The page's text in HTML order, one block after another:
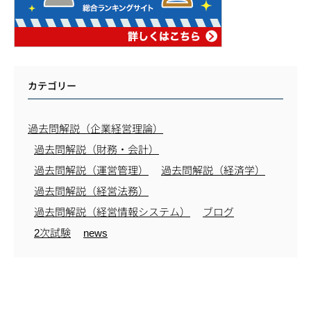
カテゴリー
過去問解説（企業経営理論）
過去問解説（財務・会計）
過去問解説（運営管理）
過去問解説（経済学）
過去問解説（経営法務）
過去問解説（経営情報システム）
ブログ
2次試験
news